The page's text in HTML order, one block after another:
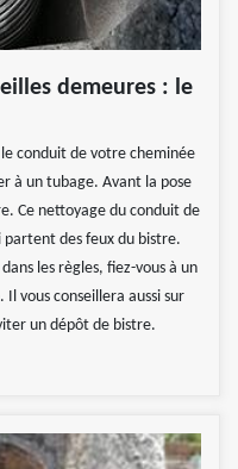
demeures : le
conduit de votre cheminée
à un tubage. Avant la pose
Ce nettoyage du conduit de
partent des feux du bistre.
les règles, fiez-vous à un
vous conseillera aussi sur
un dépôt de bistre.